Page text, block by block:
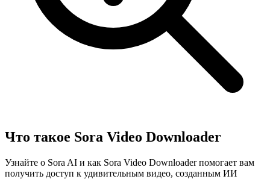
Что такое Sora Video Downloader
Узнайте о Sora AI и как Sora Video Downloader помогает вам
получить доступ к удивительным видео, созданным ИИ